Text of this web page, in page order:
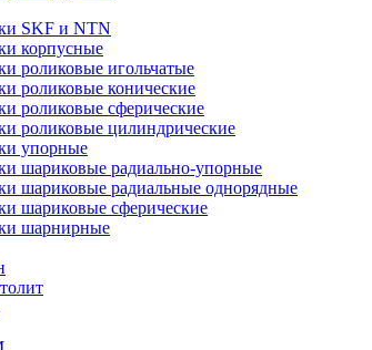
SKF и NTN
корпусные
роликовые игольчатые
роликовые конические
роликовые сферические
роликовые цилиндрические
упорные
шариковые радиально-упорные
шариковые радиальные однорядные
шариковые сферические
шарнирные